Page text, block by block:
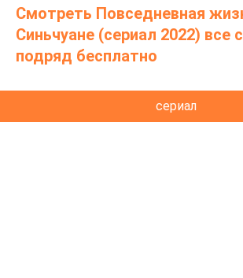
Вэй) прилагает все усилия, чтобы ее
она заинтересовала 6-го принца Инь
его ужин. Неожиданно он выбирает
Чжэн (Бай Цзин Тин) - сын наложницы
Смотреть Повседневная
Синьчуане (сериал 2022) все
подряд бесплатно
сериал